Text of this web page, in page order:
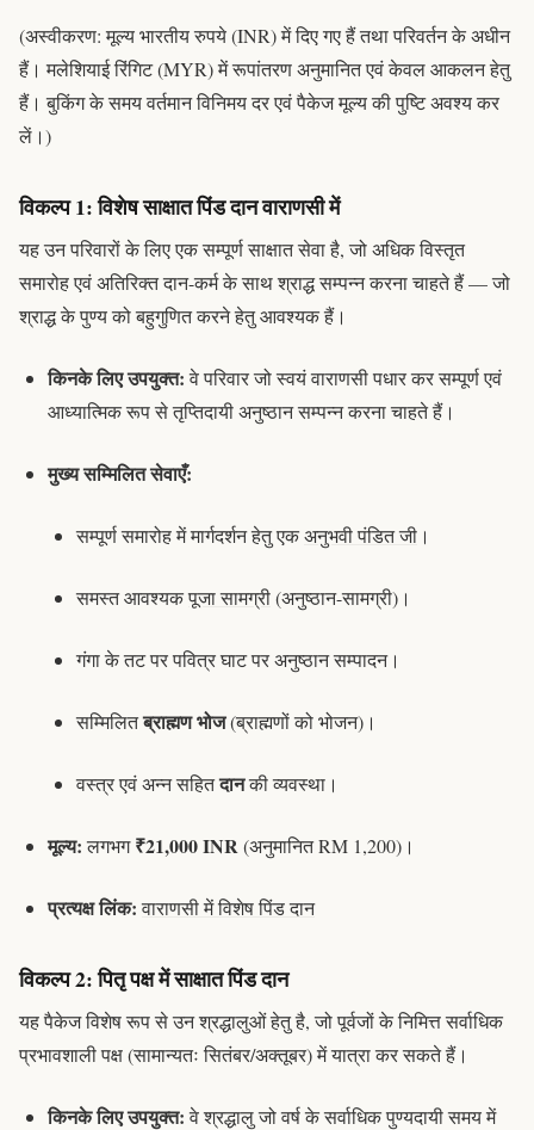
(अस्वीकरण: मूल्य भारतीय रुपये (INR) में दिए गए हैं तथा परिवर्तन के अधीन
हैं। मलेशियाई रिंगिट (MYR) में रूपांतरण अनुमानित एवं केवल आकलन हेतु
हैं। बुकिंग के समय वर्तमान विनिमय दर एवं पैकेज मूल्य की पुष्टि अवश्य कर
लें।)
विकल्प 1: विशेष साक्षात पिंड दान वाराणसी में
यह उन परिवारों के लिए एक सम्पूर्ण साक्षात सेवा है, जो अधिक विस्तृत
समारोह एवं अतिरिक्त दान-कर्म के साथ श्राद्ध सम्पन्न करना चाहते हैं — जो
श्राद्ध के पुण्य को बहुगुणित करने हेतु आवश्यक हैं।
किनके लिए उपयुक्त:वे परिवार जो स्वयं वाराणसी पधार कर सम्पूर्ण एवं
आध्यात्मिक रूप से तृप्तिदायी अनुष्ठान सम्पन्न करना चाहते हैं।
मुख्य सम्मिलित सेवाएँ:
सम्पूर्ण समारोह में मार्गदर्शन हेतु एकअनुभवी पंडित जी ।
समस्त आवश्यकपूजा सामग्री(अनुष्ठान-सामग्री)।
गंगा के तट पर पवित्र घाट पर अनुष्ठान सम्पादन।
सम्मिलितब्राह्मण भोज(ब्राह्मणों को भोजन)।
वस्त्र एवं अन्न सहितदानकी व्यवस्था।
मूल्य:लगभग₹21,000 INR(अनुमानित RM 1,200)।
प्रत्यक्ष लिंक: वाराणसी में विशेष पिंड दान
विकल्प 2: पितृ पक्ष में साक्षात पिंड दान
यह पैकेज विशेष रूप से उन श्रद्धालुओं हेतु है, जो पूर्वजों के निमित्त सर्वाधिक
प्रभावशाली पक्ष (सामान्यतः सितंबर/अक्तूबर) में यात्रा कर सकते हैं।
किनके लिए उपयुक्त:वे श्रद्धालु जो वर्ष के सर्वाधिक पुण्यदायी समय में